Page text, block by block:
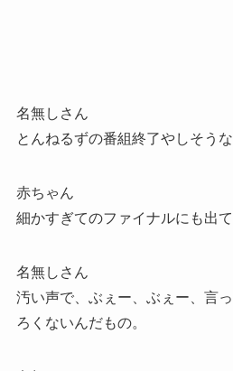
名無しさん
とんねるずの番組終了やしそうな
赤ちゃん
細かすぎてのファイナルにも出
名無しさん
汚い声で、ぶぇー、ぶぇー、言
ろくないんだもの。